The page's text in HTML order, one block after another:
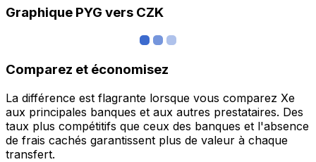
Graphique PYG vers CZK
Comparez et économisez
La différence est flagrante lorsque vous comparez Xe
aux principales banques et aux autres prestataires. Des
taux plus compétitifs que ceux des banques et l'absence
de frais cachés garantissent plus de valeur à chaque
transfert.